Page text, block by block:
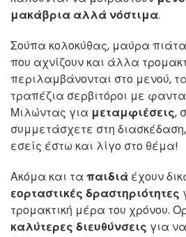
μακάβρια αλλά νόστιμα.
Σούπα κολοκύθας, μαύρα
που αχνίζουν και άλλα
περιλαμβάνονται στο μενού,
τραπέζια σερβιτόροι με
Μιλώντας για μεταμφιέσεις,
συμμετάσχετε στη
εσείς έστω και λίγο στο θέμα!
Ακόμα και τα παιδιά έχουν
εορταστικές δραστηριότητες
τρομακτική μέρα του χρόνου.
καλύτερες διευθύνσεις για